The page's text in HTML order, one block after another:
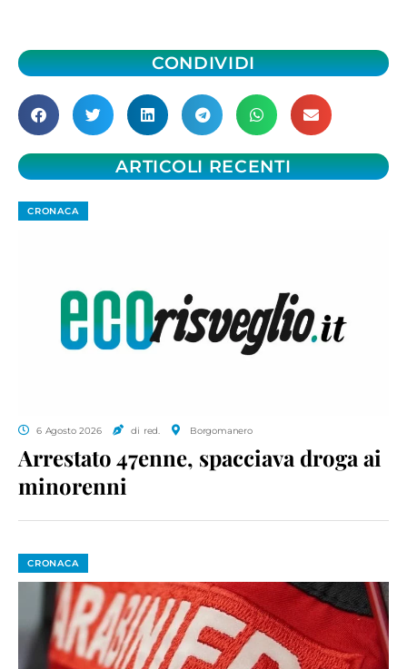
CONDIVIDI
ARTICOLI RECENTI
CRONACA
6 Agosto 2026 di red. Borgomanero
Arrestato 47enne, spacciava droga ai
minorenni
CRONACA